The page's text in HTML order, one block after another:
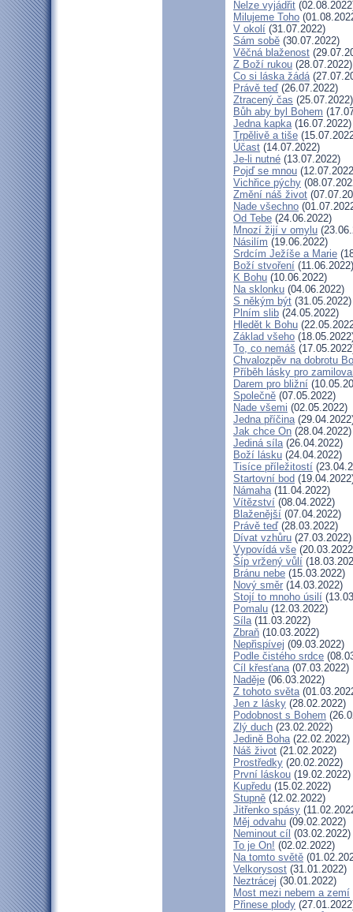
Nelze vyjádřit
Milujeme Toho
V okolí (31.07.2022)
Sám sobě (30.07.2022)
Věčná blaženost
Z Boží rukou (28.07.2022)
Co si láska žádá
Právě teď (26.07.2022)
Ztracený čas (25.07.2022)
Bůh aby byl Bohem
Jedna kapka(16.07.2022)
Trpělivě a tiše
Účast (14.07.2022)
Je-li nutné (13.07.2022)
Pojď se mnou
Vichřice pýchy
Změní náš život
Nade všechno
Od Tebe (24.06.2022)
Mnozí žijí v omylu
Násilím (19.06.2022)
Srdcím Ježíše a Marie
Boží stvoření (11.06.2022)
K Bohu (10.06.2022)
Na sklonku (04.06.2022)
S někým být (31.05.2022)
Plním slib (24.05.2022)
Hledět k Bohu
Základ všeho
To, co nemáš
Chvalozpěv na dobrotu
Příběh lásky pro
Darem pro bližní
Společně (07.05.2022)
Nade všemi (02.05.2022)
Jedna příčina
Jak chce On (28.04.2022)
Jediná síla(26.04.2022)
Boží lásku (24.04.2022)
Tisíce příležitostí
Startovní bod
Námaha(11.04.2022)
Vítězství (08.04.2022)
Blaženější (07.04.2022)
Právě teď (28.03.2022)
Dívat vzhůru (27.03.2022)
Vypovídá vše
Šíp vržený vůlí
Bránu nebe (15.03.2022)
Nový směr (14.03.2022)
Stojí to mnoho úsilí
Pomalu (12.03.2022)
Síla(11.03.2022)
Zbraň (10.03.2022)
Nepřispívej (09.03.2022)
Podle čistého srdce
Cíl křesťana(07.03.2022)
Naděje (06.03.2022)
Z tohoto světa
Jen z lásky (28.02.2022)
Podobnost s Bohem
Zlý duch (23.02.2022)
Jedině Boha(22.02.2022)
Náš život (21.02.2022)
Prostředky (20.02.2022)
První láskou (19.02.2022)
Kupředu (15.02.2022)
Stupně (12.02.2022)
Jitřenko spásy
Měj odvahu (09.02.2022)
Neminout cíl (03.02.2022)
To je On! (02.02.2022)
Na tomto světě
Velkorysost (31.01.2022)
Neztrácej (30.01.2022)
Most mezi nebem a zemí
Přinese plody